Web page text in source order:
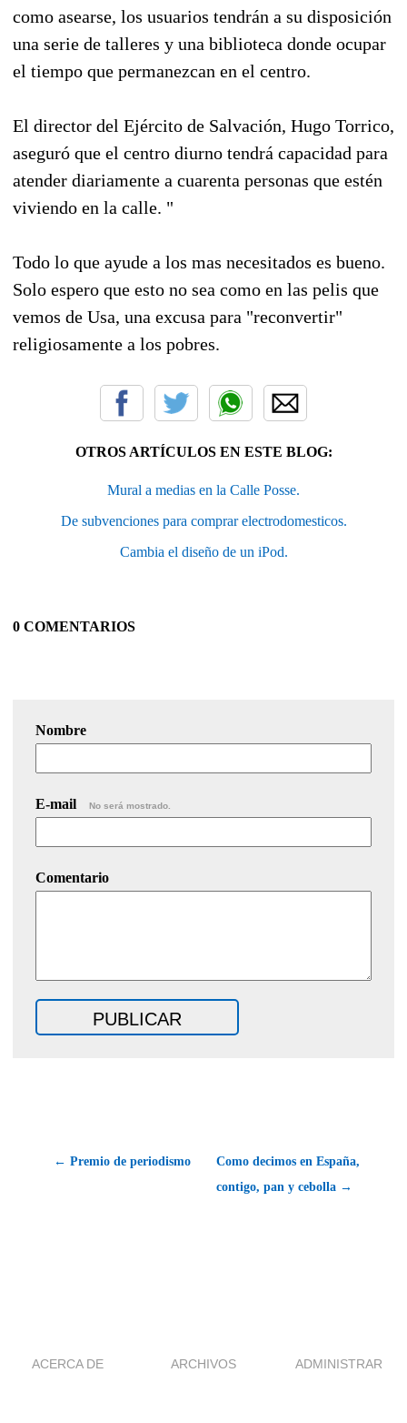
como asearse, los usuarios tendrán a su disposición
una serie de talleres y una biblioteca donde ocupar
el tiempo que permanezcan en el centro.
El director del Ejército de Salvación, Hugo Torrico,
aseguró que el centro diurno tendrá capacidad para
atender diariamente a cuarenta personas que estén
viviendo en la calle. "
Todo lo que ayude a los mas necesitados es bueno.
Solo espero que esto no sea como en las pelis que
vemos de Usa, una excusa para "reconvertir"
religiosamente a los pobres.
OTROS ARTÍCULOS EN ESTE BLOG:
Mural a medias en la Calle Posse.
De subvenciones para comprar electrodomesticos.
Cambia el diseño de un iPod.
0 COMENTARIOS
Nombre
E-mail No será mostrado.
Comentario
← Premio de periodismo
Como decimos en España,
contigo, pan y cebolla →
ACERCA DE ARCHIVOS ADMINISTRAR